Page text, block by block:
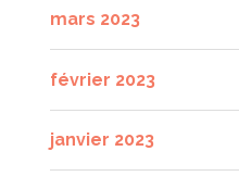
mars 2023
février 2023
janvier 2023